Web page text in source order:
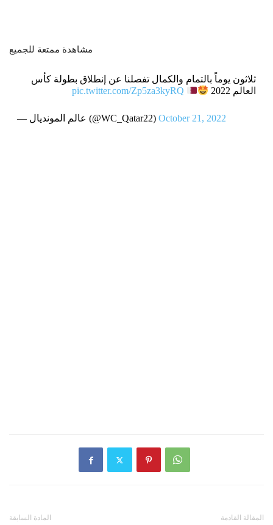
مشاهدة ممتعة للجميع
ثلاثون يوماً بالتمام والكمال تفصلنا عن إنطلاق بطولة كأس
العالم 2022
pic.twitter.com/Zp5za3kyRQ
— عالم المونديال (@WC_Qatar22) October 21, 2022
المادة السابقة المقالة القادمة